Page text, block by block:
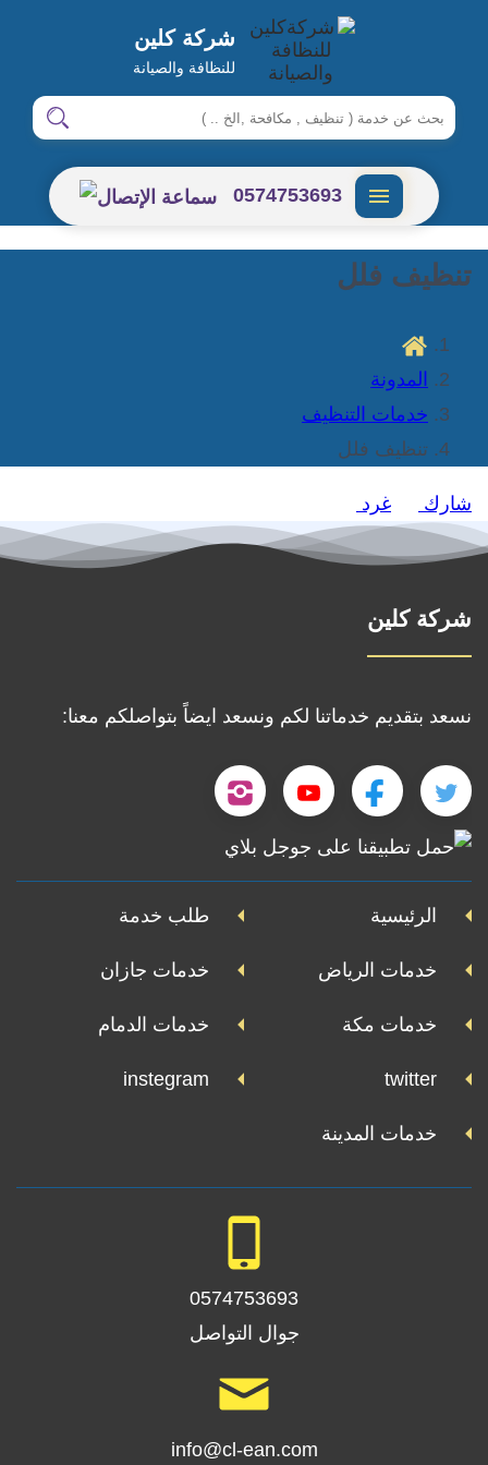
شركة كلين
للنظافة والصيانة
ابحث
شركة
كلين
ابحث
القائمة
0574753693
تنظيف فلل
المدونة
خدمات التنظيف
تنظيف فلل
شارك غرد
شركة كلين
نسعد بتقديم خدماتنا لكم ونسعد ايضاً بتواصلكم معنا:
تابعنا
على
تابعنا
على
تابعنا
على
تابعنا
تطبيقنا
على
الرئيسية طلب خدمة
خدمات الرياض خدمات جازان
خدمات مكة خدمات الدمام
twitter
instegram
خدمات المدينة
0574753693
جوال التواصل
info@cl-ean.com